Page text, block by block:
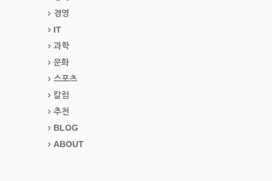
경영
IT
과학
문화
스포츠
칼럼
추천
BLOG
ABOUT